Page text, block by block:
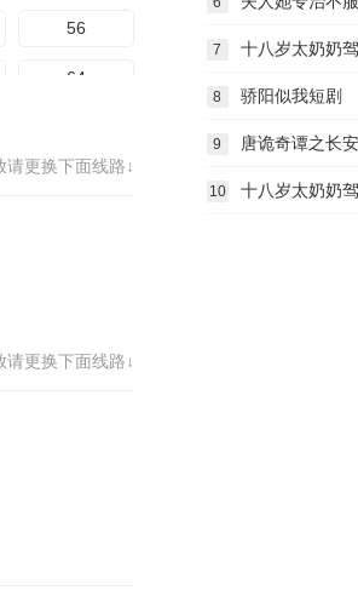
56
64
80
请更换下面线路↓
请更换下面线路↓
7 十八岁太奶奶
8 骄阳似我短剧
9 唐诡奇谭之长
10 十八岁太奶奶